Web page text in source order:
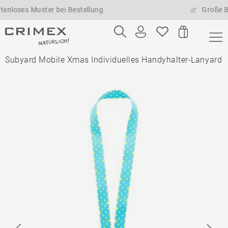
Muster bei Bestellung Große
Subyard Mobile Xmas Individuelles Handyhalter-Lanyard